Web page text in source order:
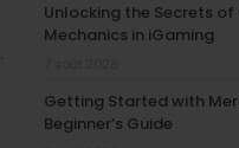
Unlocking the Secrets of
Mechanics in iGaming
Getting Started with
Beginner’s Guide